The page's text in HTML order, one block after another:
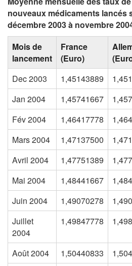
nouveaux médicaments lancés
décembre 2003 à novembre
Mois de
lancement
France
(Euro)
Dec 2003 1,45143889
Jan 2004
1,45741667
Fév 2004
1,46417778
Mars 2004
1,47137500
Avril 2004
1,47751389
Mai 2004
1,48441667
Juin 2004
1,49070278
Juillet
2004
1,49847778
Août 2004 1,50440833